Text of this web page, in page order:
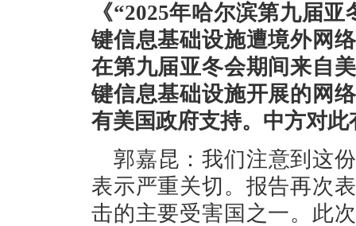
《“2025年哈尔滨第九届
键信息基础设施遭境外网
在第九届亚冬会期间来自
键信息基础设施开展的网
有美国政府支持。中方对此
郭嘉昆：我们注意到这
表示严重关切。报告再次
击的主要受害国之一。此